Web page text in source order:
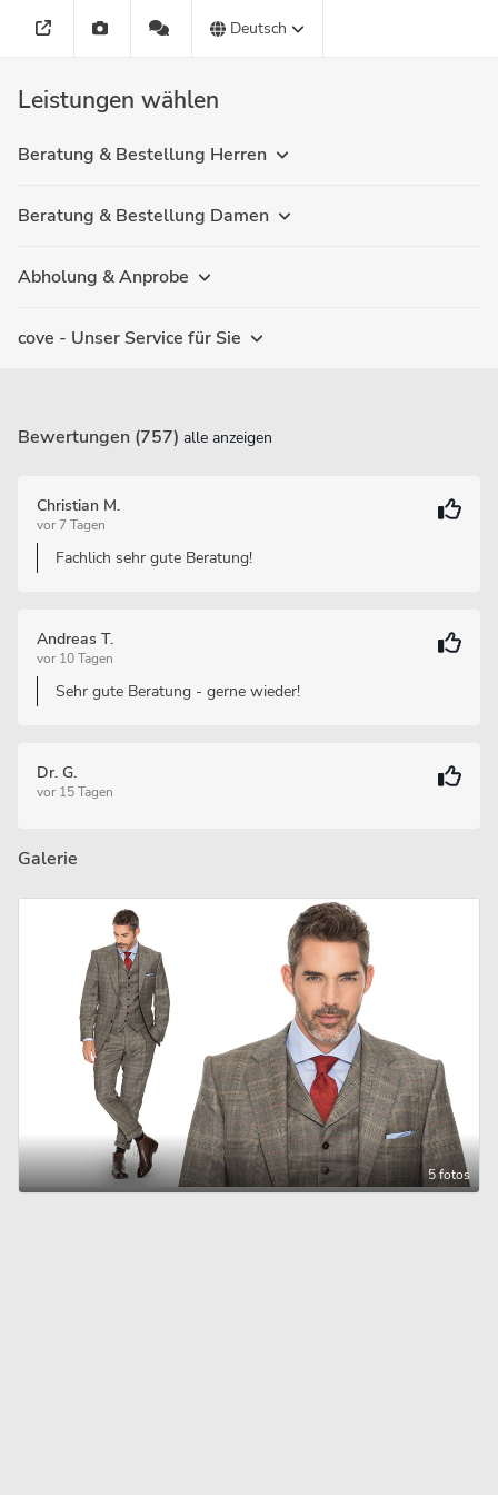
Deutsch
Leistungen wählen
Beratung & Bestellung Herren
Beratung & Bestellung Damen
Abholung & Anprobe
cove - Unser Service für Sie
Bewertungen (757) alle anzeigen
Christian M.
vor 7 Tagen
Fachlich sehr gute Beratung!
Andreas T.
vor 10 Tagen
Sehr gute Beratung - gerne wieder!
Dr. G.
vor 15 Tagen
Galerie
5 fotos